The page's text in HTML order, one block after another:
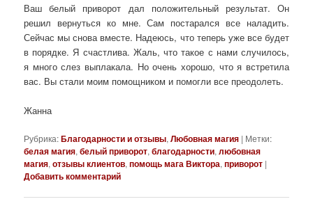
Ваш белый приворот дал положительный результат. Он
решил вернуться ко мне. Сам постарался все наладить.
Сейчас мы снова вместе. Надеюсь, что теперь уже все будет
в порядке. Я счастлива. Жаль, что такое с нами случилось,
я много слез выплакала. Но очень хорошо, что я встретила
вас. Вы стали моим помощником и помогли все преодолеть.
Жанна
Рубрика:Благодарности и отзывы,Любовная магия | Метки:
белая магия,белый приворот,благодарности,любовная
магия,отзывы клиентов,помощь мага Виктора,приворот |
Добавить комментарий